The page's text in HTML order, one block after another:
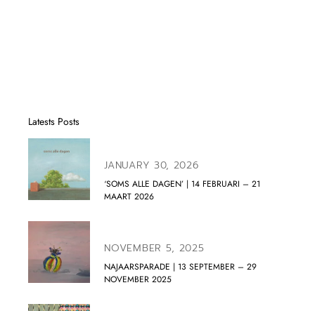
Latests Posts
JANUARY 30, 2026
‘SOMS ALLE DAGEN’ | 14 FEBRUARI – 21
MAART 2026
NOVEMBER 5, 2025
NAJAARSPARADE | 13 SEPTEMBER – 29
NOVEMBER 2025